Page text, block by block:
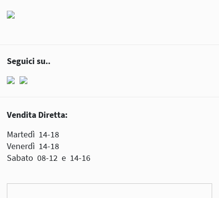
Seguici su..
Vendita Diretta:
Martedì 14-18
Venerdì 14-18
Sabato 08-12 e 14-16